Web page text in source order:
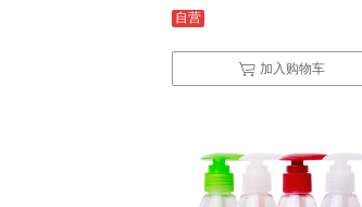
自营
加入购物车